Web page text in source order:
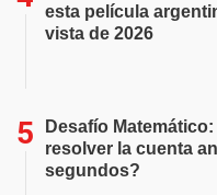
esta película
vista de 2026
Desafío
resolver la cuenta
segundos?